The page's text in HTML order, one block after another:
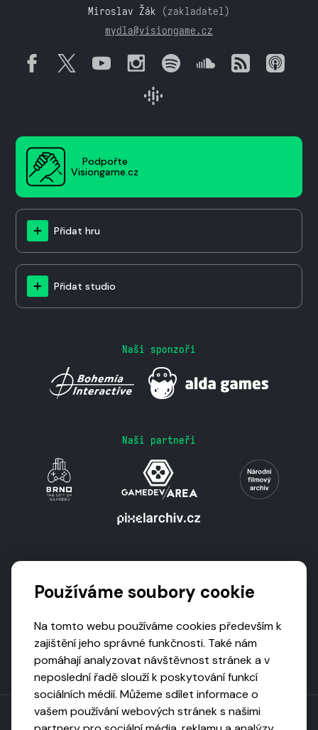
Miroslav Žák (zakladatel)
mydla@visiongame.cz
Podpořte
Visiongame.cz
Přidat hru
Přidat studio
Naši sponzoři
Naši partneři
Používáme soubory cookie
Na tomto webu používáme cookies především k
zajištění jeho správné funkčnosti. Také nám
pomáhají analyzovat návštěvnost stránek a v
neposlední řadě slouží k poskytování funkcí
sociálních médií. Můžeme sdílet informace o
vašem používání webových stránek s našimi